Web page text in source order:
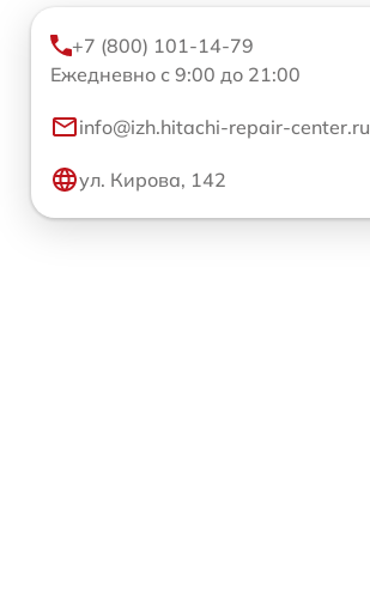
+7 (800) 101-14-79
Ежедневно с 9:00 до 21:00
info@izh.hitachi-repair-center.ru
ул. Кирова, 142